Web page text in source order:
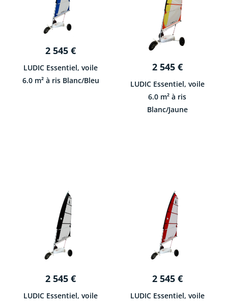
2 545€
LUDIC Essentiel, voile
6.0 m² à ris Blanc/Bleu
2 545 €
LUDIC Essentiel, voile
6.0 m² à ris
Blanc/Jaune
2 545€
LUDIC Essentiel, voile
2 545 €
LUDIC Essentiel, voile